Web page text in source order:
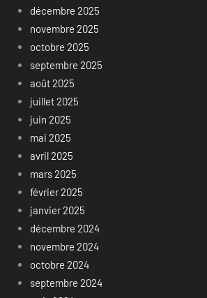
décembre 2025
novembre 2025
octobre 2025
septembre 2025
août 2025
juillet 2025
juin 2025
mai 2025
avril 2025
mars 2025
février 2025
janvier 2025
décembre 2024
novembre 2024
octobre 2024
septembre 2024